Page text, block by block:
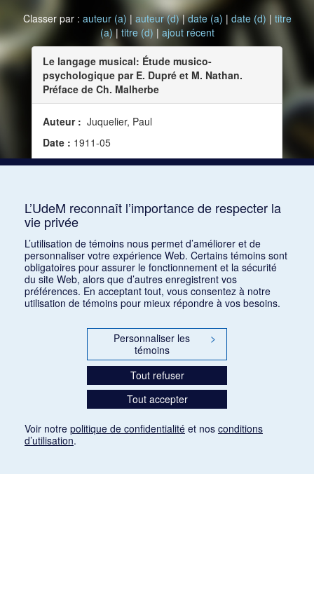
Classer par : auteur (a) | auteur (d)|date (a) | date (d) | titre
(a)| titre (d) | ajout récent
Le langage musical: Étude musico-
psychologique par E. Dupré et M. Nathan.
Préface de Ch. Malherbe
Auteur : Juquelier, Paul
Date : 1911-05
Source :Revue de psychiatrie et de psychologie
L’UdeM reconnaît l’importance de respecter la
vie privée
L’utilisation de témoins nous permet d’améliorer et de
personnaliser votre expérience Web. Certains témoins sont
obligatoires pour assurer le fonctionnement et la sécurité
du site Web, alors que d’autres enregistrent vos
préférences. En acceptant tout, vous consentez à notre
utilisation de témoins pour mieux répondre à vos besoins.
Personnaliser les
témoins
>
Tout refuser
Tout accepter
Voir notre politique de confidentialité et nos conditions
d’utilisation.